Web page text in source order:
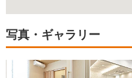
写真・ギャラリー